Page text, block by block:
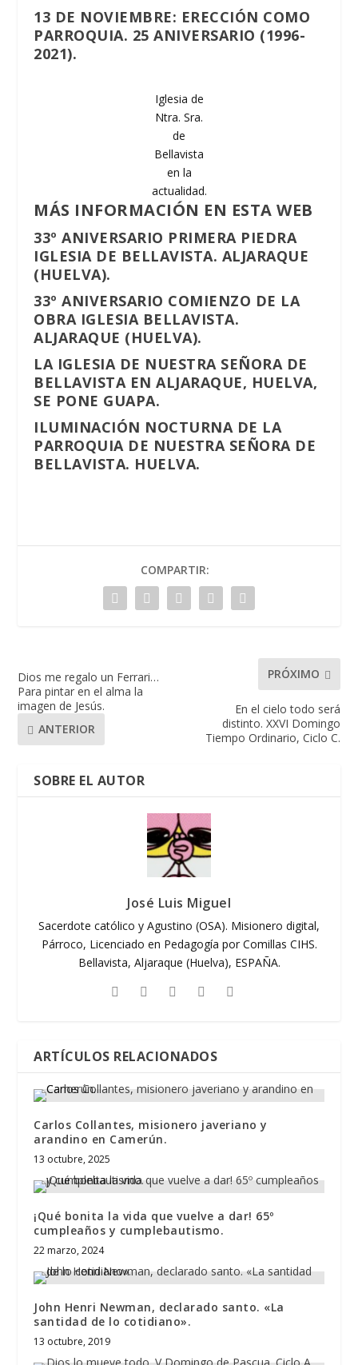
13 DE NOVIEMBRE: ERECCIÓN COMO
PARROQUIA. 25 ANIVERSARIO (1996-
2021).
Iglesia de
Ntra. Sra.
de
Bellavista
en la
actualidad.
MÁS INFORMACIÓN EN ESTA WEB
33º ANIVERSARIO PRIMERA PIEDRA
IGLESIA DE BELLAVISTA. ALJARAQUE
(HUELVA).
33º ANIVERSARIO COMIENZO DE LA
OBRA IGLESIA BELLAVISTA.
ALJARAQUE (HUELVA).
LA IGLESIA DE NUESTRA SEÑORA DE
BELLAVISTA EN ALJARAQUE, HUELVA,
SE PONE GUAPA.
ILUMINACIÓN NOCTURNA DE LA
PARROQUIA DE NUESTRA SEÑORA DE
BELLAVISTA. HUELVA.
COMPARTIR:
Dios me regalo un Ferrari…
Para pintar en el alma la
imagen de Jesús.
ANTERIOR
PRÓXIMO
En el cielo todo será
distinto. XXVI Domingo
Tiempo Ordinario, Ciclo C.
SOBRE EL AUTOR
José Luis Miguel
Sacerdote católico y Agustino (OSA). Misionero digital,
Párroco, Licenciado en Pedagogía por Comillas CIHS.
Bellavista, Aljaraque (Huelva), ESPAÑA.
ARTÍCULOS RELACIONADOS
Carlos Collantes, misionero javeriano y
arandino en Camerún.
13 octubre, 2025
¡Qué bonita la vida que vuelve a dar! 65º
cumpleaños y cumplebautismo.
22 marzo, 2024
John Henri Newman, declarado santo. «La
santidad de lo cotidiano».
13 octubre, 2019